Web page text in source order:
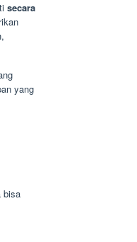
secara
yang
bisa